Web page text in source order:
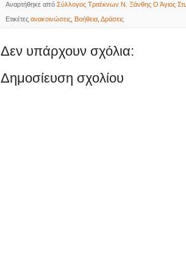
Αναρτήθηκε από Σύλλογος Τριτέκνων Ν. Ξάνθης Ο Άγιος
Ετικέτες ανακοινώσεις, Βοήθεια, Δράσεις
Δεν υπάρχουν σχόλια:
Δημοσίευση σχολίου